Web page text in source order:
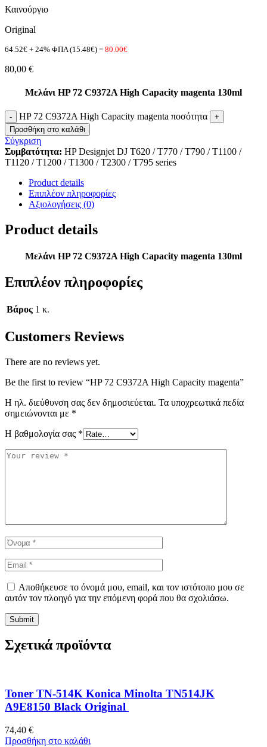
Καινούργιο
Original
64.52€ + 24% ΦΠΑ (15.48€) = 80.00€
80,00 €
Μελάνι HP 72 C9372A High Capacity magenta 130ml
HP 72 C9372A High Capacity magenta ποσότητα
Προσθήκη στο καλάθι
Σύγκριση
Συμβατότητα: HP Designjet DJ T620 / T770 / T790 / T1100 /
T1120 / T1200 / T1300 / T2300 / T795 series
Product details
Επιπλέον πληροφορίες
Αξιολογήσεις (0)
Product details
Μελάνι HP 72 C9372A High Capacity magenta 130ml
Επιπλέον πληροφορίες
Βάρος 1 κ.
Customers Reviews
There are no reviews yet.
Be the first to review “HP 72 C9372A High Capacity magenta”
Η ηλ. διεύθυνση σας δεν δημοσιεύεται. Τα υποχρεωτικά πεδία
σημειώνονται με *
Η βαθμολογία σας *
Αποθήκευσε το όνομά μου, email, και τον ιστότοπο μου σε
αυτόν τον πλοηγό για την επόμενη φορά που θα σχολιάσω.
Σχετικά προϊόντα
Toner TN-514K Konica Minolta TN514JK
A9E8150 Black Original
74,40 €
Προσθήκη στο καλάθι